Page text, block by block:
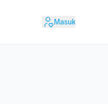
Masuk